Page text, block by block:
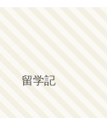
留学記